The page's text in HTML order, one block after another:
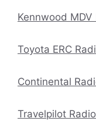
Kennwood MDV
Toyota ERC
Continental
Travelpilot